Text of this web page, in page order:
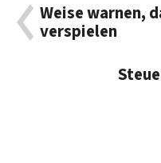
Weise warnen,
verspielen